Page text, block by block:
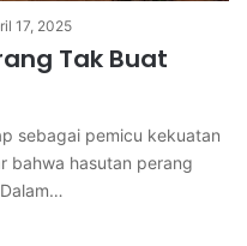
17, 2025
Tak Buat
sebagai pemicu kekuatan
bahwa hasutan perang